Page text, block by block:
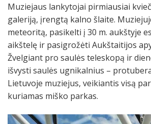
Muziejaus lankytojai pirmiausiai
galeriją, įrengtą kalno šlaite.
meteoritą, pasikelti į 30 m. aukštyje
aikštelę ir pasigrožėti Aukštaitijos
Žvelgiant pro saulės teleskopą ir
išvysti saulės ugnikalnius –
Lietuvoje muziejus, veikiantis visą
kuriamas miško parkas.